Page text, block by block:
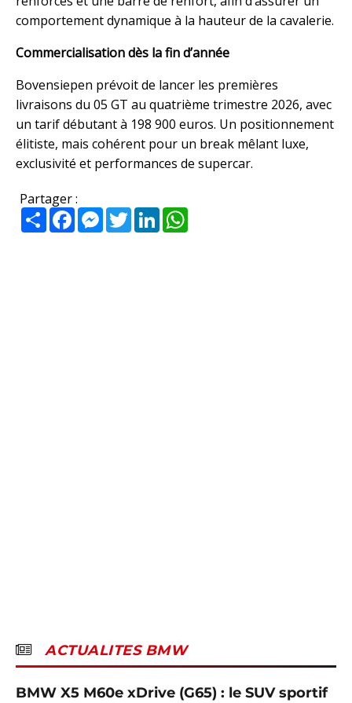
comportement dynamique à la hauteur de la cavalerie.
Commercialisation dès la fin d’année
Bovensiepen prévoit de lancer les premières
livraisons du 05 GT au quatrième trimestre 2026, avec
un tarif débutant à 198 900 euros. Un positionnement
élitiste, mais cohérent pour un break mêlant luxe,
exclusivité et performances de supercar.
Partager :
PartagerFacebookMessenger
TwitterLinkedIn
ACTUALITES BMW
BMW X5 M60e xDrive (G65) : le SUV sportif